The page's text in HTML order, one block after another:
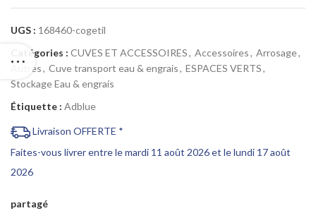
UGS : 168460-cogetil
Catégories : CUVES ET ACCESSOIRES, Accessoires, Arrosage,
Autres, Cuve transport eau & engrais, ESPACES VERTS,
Stockage Eau & engrais
Étiquette : Adblue
Livraison OFFERTE *
Faites-vous livrer entre le mardi 11 août 2026 et le lundi 17 août
2026
partagé